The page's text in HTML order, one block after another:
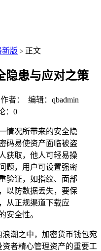
新版 > 正文
隐患与应对之策
者： 编辑：qbadmin
：0
情况所带来的安全隐
码易使资产面临被盗
获取，他人可轻易操
题，用户可设置强密
验证，如指纹、面部
以防数据丢失，要保
从正规渠道下载应
安全性。
潮之中，加密货币钱包宛
者精心管理资产的重要工